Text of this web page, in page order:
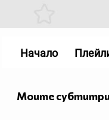
Моите субтитри
Начало